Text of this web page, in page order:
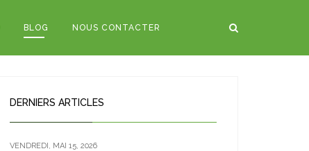
BLOG NOUS CONTACTER
DERNIERS ARTICLES
VENDREDI, MAI 15, 2026